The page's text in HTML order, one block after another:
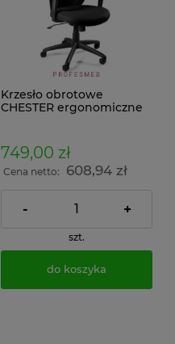
Krzesło obrotowe
CHESTER ergonomiczne
3D oraz oparciem dla
kręgów lędźwiowych
749,00 zł
Cena netto: 608,94 zł
- +
szt.
do koszyka